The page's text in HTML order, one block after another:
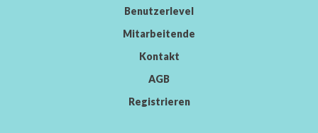
Benutzerlevel
Mitarbeitende
Kontakt
AGB
Registrieren